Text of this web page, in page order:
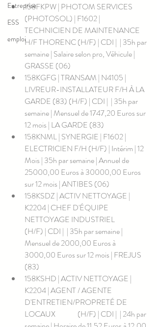
Entreprise
ESS
emploi
158FKPW | PHOTOM SERVICES
(PHOTOSOL) | F1602 |
TECHNICIEN DE MAINTENANCE
H/F THORENC (H/F) | CDI |  | 35h par
semaine | Salaire selon pro, Véhicule |
GRASSE (06)
158KGFG | TRANSAM | N4105 |
LIVREUR-INSTALLATEUR F/H À LA
GARDE (83) (H/F) | CDI |  | 35h par
semaine | Mensuel de 1747,20 Euros sur
12 mois | LA GARDE (83)
158KNML | SYNERGIE | F1602 |
ELECTRICIEN F/H (H/F) | Intérim | 12
Mois | 35h par semaine | Annuel de
25000,00 Euros à 30000,00 Euros
sur 12 mois | ANTIBES (06)
158KSDZ | ACTIV NETTOYAGE |
K2204 | CHEF D'ÉQUIPE
NETTOYAGE INDUSTRIEL
(H/F) | CDI |  | 35h par semaine |
Mensuel de 2000,00 Euros à
3000,00 Euros sur 12 mois | FREJUS
(83)
158KSHD | ACTIV NETTOYAGE |
K2204 | AGENT / AGENTE
D'ENTRETIEN/PROPRETÉ DE
LOCAUX               (H/F) | CDI |  | 24h par